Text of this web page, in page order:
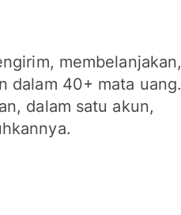
membelanjakan,
dalam 40+ mata uang.
dalam satu akun,